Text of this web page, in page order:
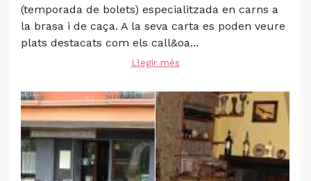
(temporada de bolets) especialitzada en carns a
la brasa i de caça. A la seva carta es poden veure
plats destacats com els call&oa...
Llegir més